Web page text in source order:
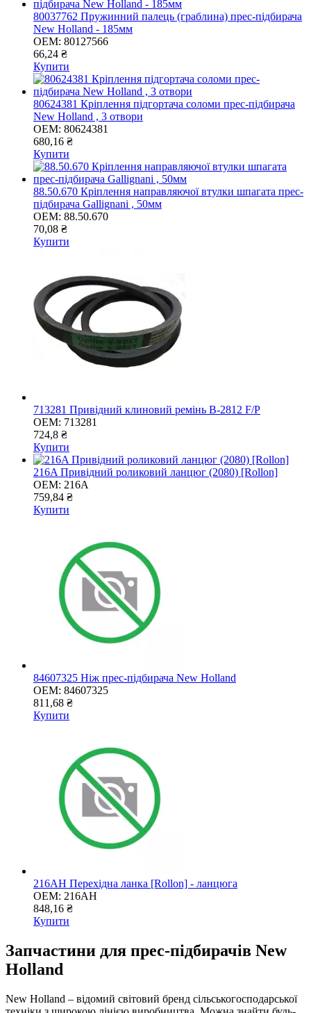
80037762 Пружинний палець (граблина) прес-підбирача
New Holland - 185мм
OEM: 80127566
66,24 ₴
Купити
80624381 Кріплення підгортача соломи прес-підбирача
New Holland , 3 отвори
OEM: 80624381
680,16 ₴
Купити
88.50.670 Кріплення направляючої втулки шпагата прес-
підбирача Gallignani , 50мм
OEM: 88.50.670
70,08 ₴
Купити
713281 Привідний клиновий ремінь B-2812 F/P
OEM: 713281
724,8 ₴
Купити
216A Привідний роликовий ланцюг (2080) [Rollon]
OEM: 216A
759,84 ₴
Купити
84607325 Ніж прес-підбирача New Holland
OEM: 84607325
811,68 ₴
Купити
216AH Перехідна ланка [Rollon] - ланцюга
OEM: 216AH
848,16 ₴
Купити
Запчастини для прес-підбирачів New
Holland
New Holland – відомий світовий бренд сільськогосподарської